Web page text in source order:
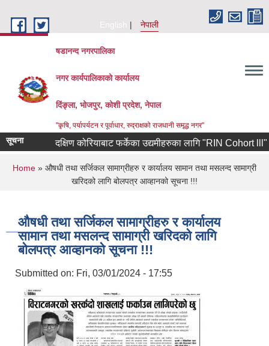
English
नेपाली
षडानन्द नगरपालिका
नगर कार्यपालिकाको कार्यालय
दिंङ्ला, भोजपुर, कोशी प्रदेश, नेपाल
"कृषि, पर्यापर्यटन र पूर्वाधार, रुद्राक्षको राजधानी समृद्ध नगर"
सूचना दक्षिण कोरियाबाट फर्केका उद्यमीहरुका लागि "RIN Cohort lll"
You are here
Home » औषधी तथा सर्जिकल सामाग्रीहरु र कार्यालय सामान तथा मसलन्द सामाग्री
खरिदको लागि बोलपत्र आव्हानको सूचना !!!
औषधी तथा सर्जिकल सामाग्रीहरु र कार्यालय
सामान तथा मसलन्द सामाग्री खरिदको लागि
बोलपत्र आव्हानको सूचना !!!
Submitted on: Fri, 03/01/2024 - 17:55